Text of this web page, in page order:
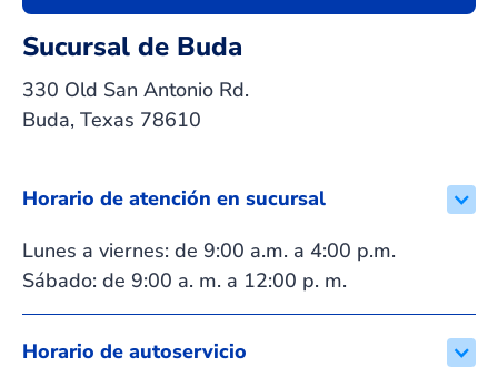
Sucursal de Buda
330 Old San Antonio Rd.
Buda, Texas 78610
Horario de atención en sucursal
Lunes a viernes: de 9:00 a.m. a 4:00 p.m.
Sábado: de 9:00 a. m. a 12:00 p. m.
Horario de autoservicio